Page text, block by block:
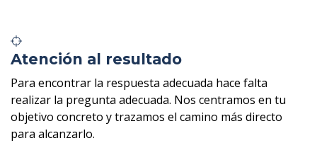
Atención al resultado
Para encontrar la respuesta adecuada hace falta
realizar la pregunta adecuada. Nos centramos en tu
objetivo concreto y trazamos el camino más directo
para alcanzarlo.